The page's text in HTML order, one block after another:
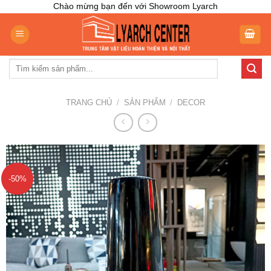
content
Chào mừng bạn đến với Showroom Lyarch
Tìm
TRANG CHỦ / SẢN PHẨM / DECOR
-50%